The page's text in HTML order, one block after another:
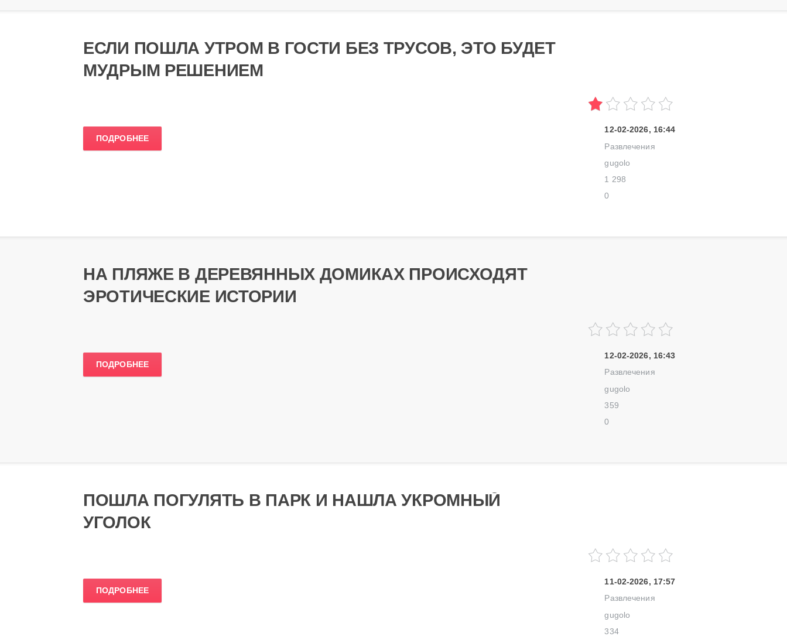
ЕСЛИ ПОШЛА УТРОМ В ГОСТИ БЕЗ ТРУСОВ, ЭТО БУДЕТ
МУДРЫМ РЕШЕНИЕМ
12-02-2026, 16:44
Развлечения
gugolo
1 298
0
ПОДРОБНЕЕ
НА ПЛЯЖЕ В ДЕРЕВЯННЫХ ДОМИКАХ ПРОИСХОДЯТ
ЭРОТИЧЕСКИЕ ИСТОРИИ
12-02-2026, 16:43
Развлечения
gugolo
359
0
ПОДРОБНЕЕ
ПОШЛА ПОГУЛЯТЬ В ПАРК И НАШЛА УКРОМНЫЙ
УГОЛОК
11-02-2026, 17:57
Развлечения
gugolo
334
ПОДРОБНЕЕ